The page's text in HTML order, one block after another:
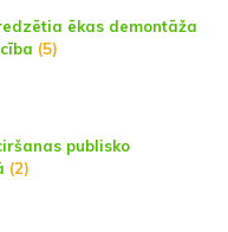
ēkas demontāža
(5)
publisko
(2)